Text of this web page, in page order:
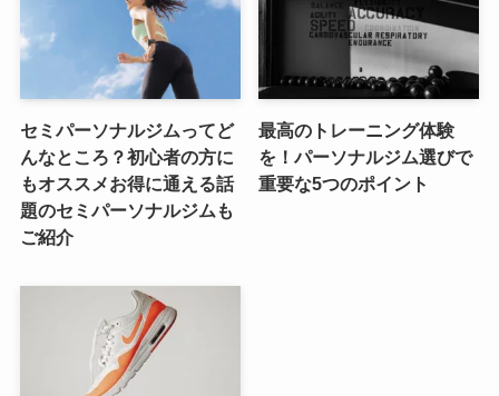
セミパーソナルジムってど
んなところ？初心者の方に
もオススメお得に通える話
題のセミパーソナルジムも
ご紹介
最高のトレーニング体験
を！パーソナルジム選びで
重要な5つのポイント